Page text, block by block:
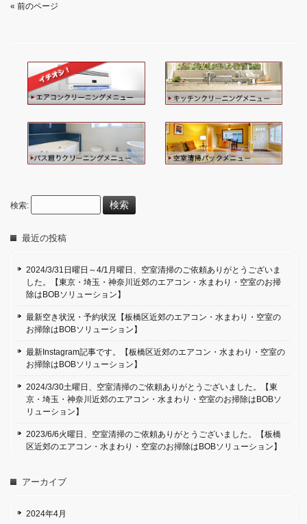
« 前のページ
検索:
最近の投稿
2024/3/31日曜日～4/1月曜日、空室清掃のご依頼ありがとうございま
した。【東京・埼玉・神奈川近郊のエアコン・水まわり・空室のお掃
除はBOBソリューション】
最新空き状況・予約状況【板橋区近郊のエアコン・水まわり・空室の
お掃除はBOBソリューション】
最新Instagram記事です。【板橋区近郊のエアコン・水まわり・空室の
お掃除はBOBソリューション】
2024/3/30土曜日、空室清掃のご依頼ありがとうございました。【東
京・埼玉・神奈川近郊のエアコン・水まわり・空室のお掃除はBOBソ
リューション】
2023/6/6火曜日、空室清掃のご依頼ありがとうございました。【板橋
区近郊のエアコン・水まわり・空室のお掃除はBOBソリューション】
アーカイブ
2024年4月